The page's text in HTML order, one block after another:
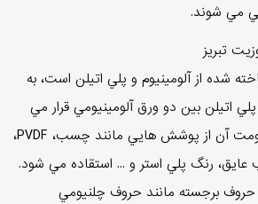
مي شوند.
تبريز
شده از آلومينيوم و پلي اتيلن است، به
اتيلن بين دو ورق آلومينيومي قرار مي
گيرد و براي افزايش مقاومت آن از پوشش هايي مانند چسب، PVDF،
رنگ پلي استر و ... استقاده مي شود.
برجسته مانند حروف چلنيومي